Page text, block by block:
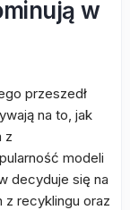
w
przeszedł
na to, jak
z
modeli
decyduje się na
z recyklingu oraz